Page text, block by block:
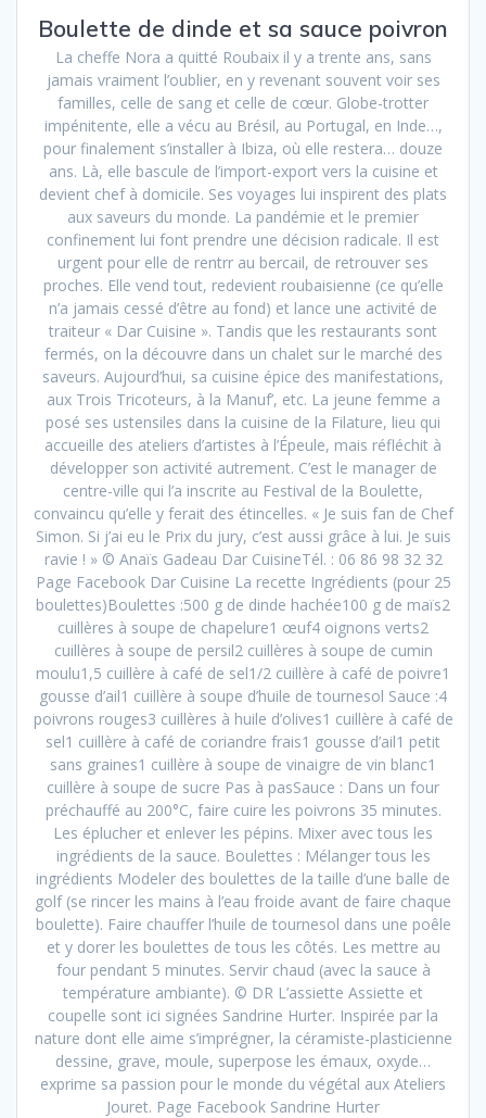
Boulette de dinde et sa sauce poivron
La cheffe Nora a quitté Roubaix il y a trente ans, sans
jamais vraiment l’oublier, en y revenant souvent voir ses
familles, celle de sang et celle de cœur. Globe-trotter
impénitente, elle a vécu au Brésil, au Portugal, en Inde…,
pour finalement s’installer à Ibiza, où elle restera… douze
ans. Là, elle bascule de l’import-export vers la cuisine et
devient chef à domicile. Ses voyages lui inspirent des plats
aux saveurs du monde. La pandémie et le premier
confinement lui font prendre une décision radicale. Il est
urgent pour elle de rentrr au bercail, de retrouver ses
proches. Elle vend tout, redevient roubaisienne (ce qu’elle
n’a jamais cessé d’être au fond) et lance une activité de
traiteur « Dar Cuisine ». Tandis que les restaurants sont
fermés, on la découvre dans un chalet sur le marché des
saveurs. Aujourd’hui, sa cuisine épice des manifestations,
aux Trois Tricoteurs, à la Manuf’, etc. La jeune femme a
posé ses ustensiles dans la cuisine de la Filature, lieu qui
accueille des ateliers d’artistes à l’Épeule, mais réfléchit à
développer son activité autrement. C’est le manager de
centre-ville qui l’a inscrite au Festival de la Boulette,
convaincu qu’elle y ferait des étincelles. « Je suis fan de Chef
Simon. Si j’ai eu le Prix du jury, c’est aussi grâce à lui. Je suis
ravie ! » © Anaïs Gadeau Dar CuisineTél. : 06 86 98 32 32
Page Facebook Dar Cuisine La recette Ingrédients (pour 25
boulettes)Boulettes :500 g de dinde hachée100 g de maïs2
cuillères à soupe de chapelure1 œuf4 oignons verts2
cuillères à soupe de persil2 cuillères à soupe de cumin
moulu1,5 cuillère à café de sel1/2 cuillère à café de poivre1
gousse d’ail1 cuillère à soupe d’huile de tournesol Sauce :4
poivrons rouges3 cuillères à huile d’olives1 cuillère à café de
sel1 cuillère à café de coriandre frais1 gousse d’ail1 petit
sans graines1 cuillère à soupe de vinaigre de vin blanc1
cuillère à soupe de sucre Pas à pasSauce : Dans un four
préchauffé au 200°C, faire cuire les poivrons 35 minutes.
Les éplucher et enlever les pépins. Mixer avec tous les
ingrédients de la sauce. Boulettes : Mélanger tous les
ingrédients Modeler des boulettes de la taille d’une balle de
golf (se rincer les mains à l’eau froide avant de faire chaque
boulette). Faire chauffer l’huile de tournesol dans une poêle
et y dorer les boulettes de tous les côtés. Les mettre au
four pendant 5 minutes. Servir chaud (avec la sauce à
température ambiante). © DR L’assiette Assiette et
coupelle sont ici signées Sandrine Hurter. Inspirée par la
nature dont elle aime s’imprégner, la céramiste-plasticienne
dessine, grave, moule, superpose les émaux, oxyde…
exprime sa passion pour le monde du végétal aux Ateliers
Jouret. Page Facebook Sandrine Hurter